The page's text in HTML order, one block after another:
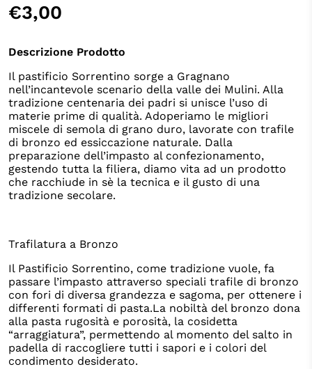
€3,00
Descrizione Prodotto
Il pastificio Sorrentino sorge a Gragnano
nell’incantevole scenario della valle dei Mulini. Alla
tradizione centenaria dei padri si unisce l’uso di
materie prime di qualità. Adoperiamo le migliori
miscele di semola di grano duro, lavorate con trafile
di bronzo ed essiccazione naturale. Dalla
preparazione dell’impasto al confezionamento,
gestendo tutta la filiera, diamo vita ad un prodotto
che racchiude in sè la tecnica e il gusto di una
tradizione secolare.
Trafilatura a Bronzo
Il Pastificio Sorrentino, come tradizione vuole, fa
passare l’impasto attraverso speciali trafile di bronzo
con fori di diversa grandezza e sagoma, per ottenere i
differenti formati di pasta.La nobiltà del bronzo dona
alla pasta rugosità e porosità, la cosidetta
“arraggiatura”, permettendo al momento del salto in
padella di raccogliere tutti i sapori e i colori del
condimento desiderato.